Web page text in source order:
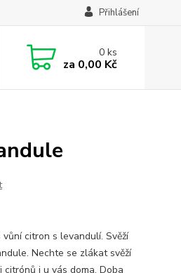
Přihlášení
0ks
za 0,00 Kč
citron s levandulí. Svěží
Nechte se zlákat svěží
i u vás doma. Doba